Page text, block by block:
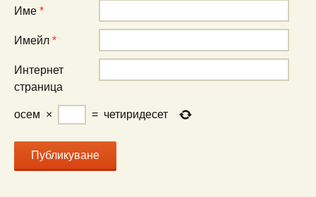
Име *
Имейл *
Интернет
страница
осем × = четиридесет